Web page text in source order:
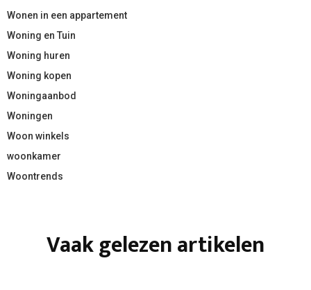
Wonen in een appartement
Woning en Tuin
Woning huren
Woning kopen
Woningaanbod
Woningen
Woon winkels
woonkamer
Woontrends
Vaak gelezen artikelen